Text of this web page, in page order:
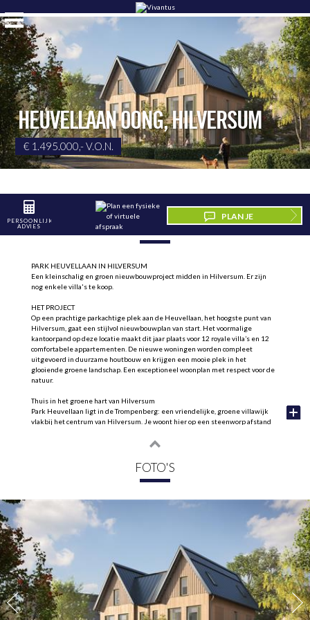
PERSOONLIJK
ADVIES
PLAN JE
HEUVELLAAN 0ONG,HILVERSUM
€ 1.495.000,- V.O.N.
BESCHRIJVING
PARK HEUVELLAAN IN HILVERSUM
Een kleinschalig en groen nieuwbouwproject midden in Hilversum. Er zijn
nog enkele villa's te koop.
HET PROJECT
Op een prachtige parkachtige plek aan de Heuvellaan, het hoogste punt van
Hilversum, gaat een stijlvol nieuwbouwplan van start. Het voormalige
kantoorpand op deze locatie maakt dit jaar plaats voor 12 royale villa’s en 12
comfortabele appartementen. De nieuwe woningen worden compleet
uitgevoerd in duurzame houtbouw en krijgen een mooie plek in het
glooiende groene landschap. Een exceptioneel woonplan met respect voor de
natuur.
Thuis in het groene hart van Hilversum
Park Heuvellaan ligt in de Trompenberg: een vriendelijke, groene villawijk
vlakbij het centrum van Hilversum. Je woont hier op een steenworp afstand
is. Stel je voor hoe jij je hier straks thuis voelt! Omringd door volwassen
lanen en een ontspannen sfeer. Eén stap naar buiten en je ervaart meteen de
Deze villa ligt aan de rand de wijk. De villa van circa 190 m2 is gebouwd in een
duurzaam houtbouwsysteem met lichte materialen. Het zorgt voor een
uitstekende isolatie, een prettig binnenklimaat en een natuurlijke
uitstraling die mooi blendt met het groen. De villa heeft een zeer riante
voortuin, zij-tuin en een achtertuin met een opstelplek voor 2 auto's op eigen
terrein.
INDELING
De begane grond is circa 6,3 meter breed en heeft door de zij-entree een
praktische indeling. Onder de trap is een trapkast waar zich tevens de
warmtepomp en boiler zich bevinden. Aan de voorzijde bevindt zich de riante
FOTO'S